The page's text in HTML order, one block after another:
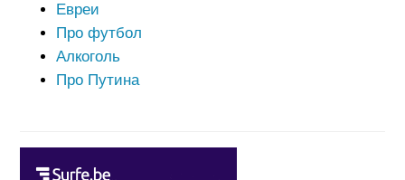
Евреи
Про футбол
Алкоголь
Про Путина